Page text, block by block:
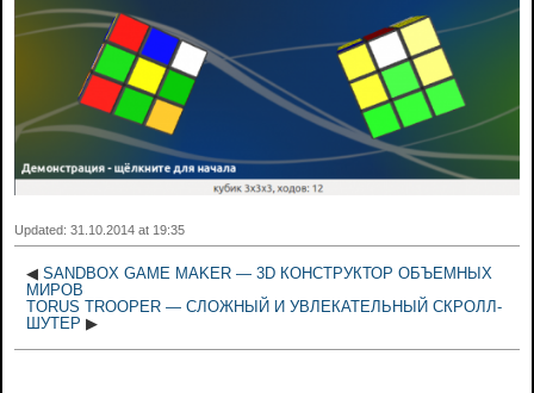
Updated: 31.10.2014 at 19:35
◀ SANDBOX GAME MAKER — 3D КОНСТРУКТОР ОБЪЕМНЫХ
МИРОВ
TORUS TROOPER — СЛОЖНЫЙ И УВЛЕКАТЕЛЬНЫЙ СКРОЛЛ-
ШУТЕР ▶